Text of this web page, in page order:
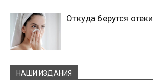
Откуда берутся отеки
НАШИ ИЗДАНИЯ